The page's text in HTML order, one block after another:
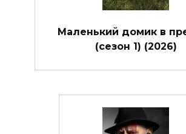
Маленький домик в
(сезон 1) (2026)